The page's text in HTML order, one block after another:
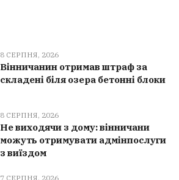
8 СЕРПНЯ, 2026
Вінничанин отримав штраф за
складені біля озера бетонні блоки
8 СЕРПНЯ, 2026
Не виходячи з дому: вінничани
можуть отримувати адмінпослуги
з виїздом
7 СЕРПНЯ, 2026